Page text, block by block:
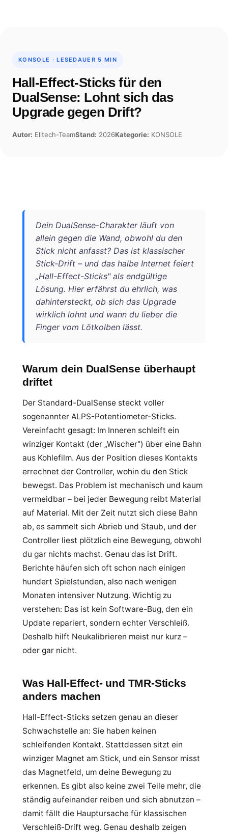
KONSOLE · LESEDAUER 5 MIN
Hall-Effect-Sticks für den
DualSense: Lohnt sich das
Upgrade gegen Drift?
Autor: Elitech-TeamStand: 2026Kategorie: KONSOLE
Dein DualSense-Charakter läuft von
allein gegen die Wand, obwohl du den
Stick nicht anfasst? Das ist klassischer
Stick-Drift – und das halbe Internet feiert
„Hall-Effect-Sticks" als endgültige
Lösung. Hier erfährst du ehrlich, was
dahintersteckt, ob sich das Upgrade
wirklich lohnt und wann du lieber die
Finger vom Lötkolben lässt.
Warum dein DualSense überhaupt
driftet
Der Standard-DualSense steckt voller
sogenannter ALPS-Potentiometer-Sticks.
Vereinfacht gesagt: Im Inneren schleift ein
winziger Kontakt (der „Wischer") über eine Bahn
aus Kohlefilm. Aus der Position dieses Kontakts
errechnet der Controller, wohin du den Stick
bewegst. Das Problem ist mechanisch und kaum
vermeidbar – bei jeder Bewegung reibt Material
auf Material. Mit der Zeit nutzt sich diese Bahn
ab, es sammelt sich Abrieb und Staub, und der
Controller liest plötzlich eine Bewegung, obwohl
du gar nichts machst. Genau das ist Drift.
Berichte häufen sich oft schon nach einigen
hundert Spielstunden, also nach wenigen
Monaten intensiver Nutzung. Wichtig zu
verstehen: Das ist kein Software-Bug, den ein
Update repariert, sondern echter Verschleiß.
Deshalb hilft Neukalibrieren meist nur kurz –
oder gar nicht.
Was Hall-Effect- und TMR-Sticks
anders machen
Hall-Effect-Sticks setzen genau an dieser
Schwachstelle an: Sie haben keinen
schleifenden Kontakt. Stattdessen sitzt ein
winziger Magnet am Stick, und ein Sensor misst
das Magnetfeld, um deine Bewegung zu
erkennen. Es gibt also keine zwei Teile mehr, die
ständig aufeinander reiben und sich abnutzen –
damit fällt die Hauptursache für klassischen
Verschleiß-Drift weg. Genau deshalb zeigen